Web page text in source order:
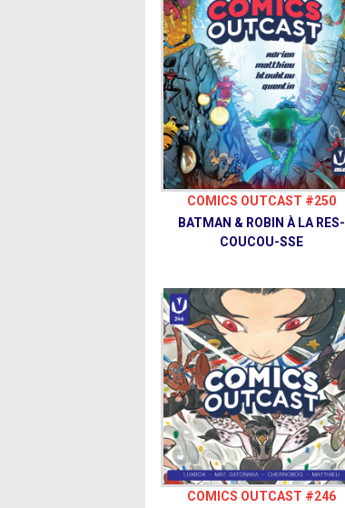
COMICS OUTCAST #250
BATMAN & ROBIN À LA RES-
COUCOU-SSE
COMICS OUTCAST #246